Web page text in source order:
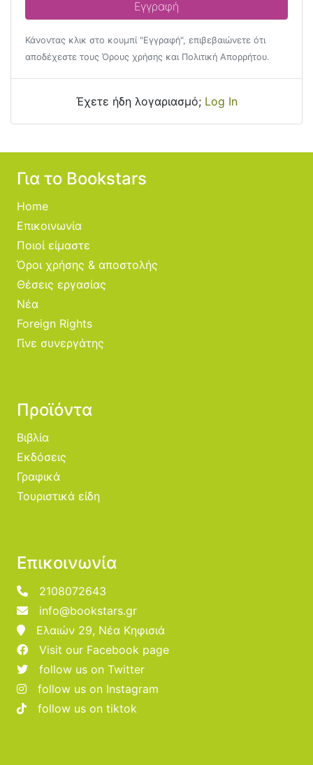
Κάνοντας κλικ στο κουμπί "Εγγραφή", επιβεβαιώνετε ότι
αποδέχεστε τους Όρους χρήσης και Πολιτική Απορρήτου.
Έχετε ήδη λογαριασμό; Log In
Για το Bookstars
Home
Επικοινωνία
Ποιοί είμαστε
Όροι χρήσης & αποστολής
Θέσεις εργασίας
Νέα
Foreign Rights
Γίνε συνεργάτης
Προϊόντα
Βιβλία
Εκδόσεις
Γραφικά
Τουριστικά είδη
Επικοινωνία
2108072643
info@bookstars.gr
Ελαιών 29, Νέα Κηφισιά
Visit our Facebook page
follow us on Twitter
follow us on Instagram
follow us on tiktok